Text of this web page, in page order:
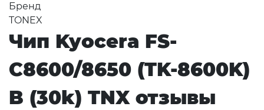
Бренд
TONEX
Чип Kyocera FS-
C8600/8650 (TK-8600K)
B (30k) TNX отзывы